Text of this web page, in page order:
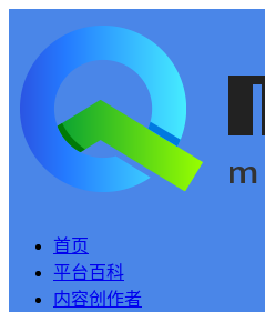
首页
平台百科
内容创作者